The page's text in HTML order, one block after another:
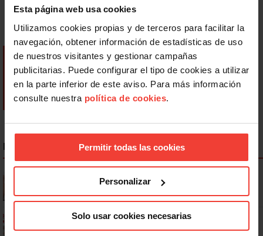
Esta página web usa cookies
Utilizamos cookies propias y de terceros para facilitar la
navegación, obtener información de estadísticas de uso
de nuestros visitantes y gestionar campañas
publicitarias. Puede configurar el tipo de cookies a utilizar
en la parte inferior de este aviso. Para más información
consulte nuestra política de cookies.
Permitir todas las cookies
Personalizar
Solo usar cookies necesarias
NOTICIAS MÁS LEÍDAS
Se actualizan las patologías para acceder a la jubilación
anticipada por discapacidad
Ya os podéis descargar la app de USO